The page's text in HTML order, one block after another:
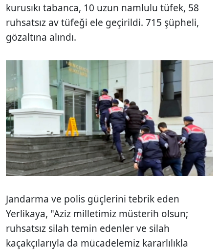
kurusıkı tabanca, 10 uzun namlulu tüfek, 58
ruhsatsız av tüfeği ele geçirildi. 715 şüpheli,
gözaltına alındı.
Jandarma ve polis güçlerini tebrik eden
Yerlikaya, "Aziz milletimiz müsterih olsun;
ruhsatsız silah temin edenler ve silah
kaçakçılarıyla da mücadelemiz kararlılıkla